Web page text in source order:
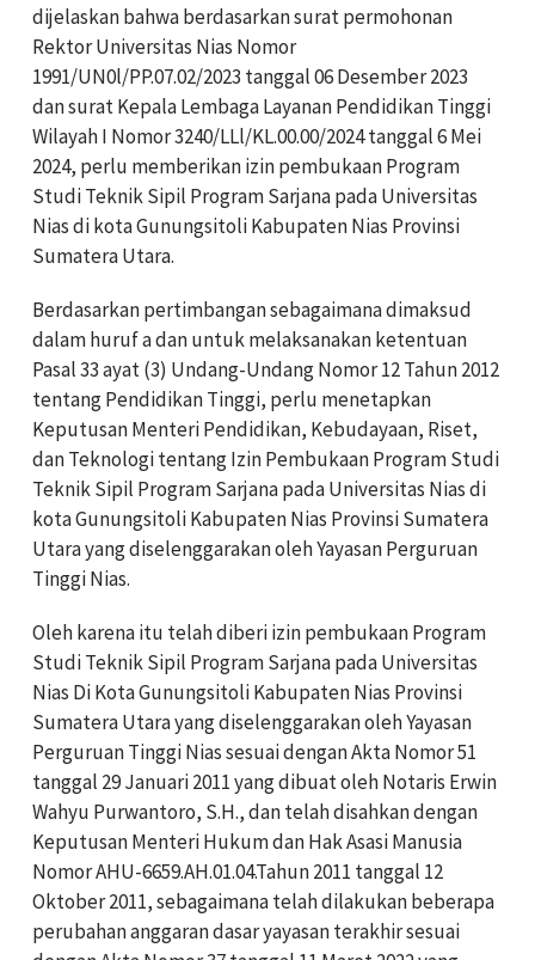
dijelaskan bahwa berdasarkan surat permohonan
Rektor Universitas Nias Nomor
1991/UN0l/PP.07.02/2023 tanggal 06 Desember 2023
dan surat Kepala Lembaga Layanan Pendidikan Tinggi
Wilayah I Nomor 3240/LLl/KL.00.00/2024 tanggal 6 Mei
2024, perlu memberikan izin pembukaan Program
Studi Teknik Sipil Program Sarjana pada Universitas
Nias di kota Gunungsitoli Kabupaten Nias Provinsi
Sumatera Utara.
Berdasarkan pertimbangan sebagaimana dimaksud
dalam huruf a dan untuk melaksanakan ketentuan
Pasal 33 ayat (3) Undang-Undang Nomor 12 Tahun 2012
tentang Pendidikan Tinggi, perlu menetapkan
Keputusan Menteri Pendidikan, Kebudayaan, Riset,
dan Teknologi tentang Izin Pembukaan Program Studi
Teknik Sipil Program Sarjana pada Universitas Nias di
kota Gunungsitoli Kabupaten Nias Provinsi Sumatera
Utara yang diselenggarakan oleh Yayasan Perguruan
Tinggi Nias.
Oleh karena itu telah diberi izin pembukaan Program
Studi Teknik Sipil Program Sarjana pada Universitas
Nias Di Kota Gunungsitoli Kabupaten Nias Provinsi
Sumatera Utara yang diselenggarakan oleh Yayasan
Perguruan Tinggi Nias sesuai dengan Akta Nomor 51
tanggal 29 Januari 2011 yang dibuat oleh Notaris Erwin
Wahyu Purwantoro, S.H., dan telah disahkan dengan
Keputusan Menteri Hukum dan Hak Asasi Manusia
Nomor AHU-6659.AH.01.04.Tahun 2011 tanggal 12
Oktober 2011, sebagaimana telah dilakukan beberapa
perubahan anggaran dasar yayasan terakhir sesuai